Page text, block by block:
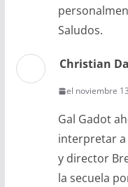
Saludos.
Christian
el noviembre
Gal Gadot
interpretar
y director
la secuela